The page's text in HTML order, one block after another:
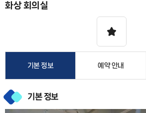
화상 회의실
기본 정보 예약 안내
기본 정보